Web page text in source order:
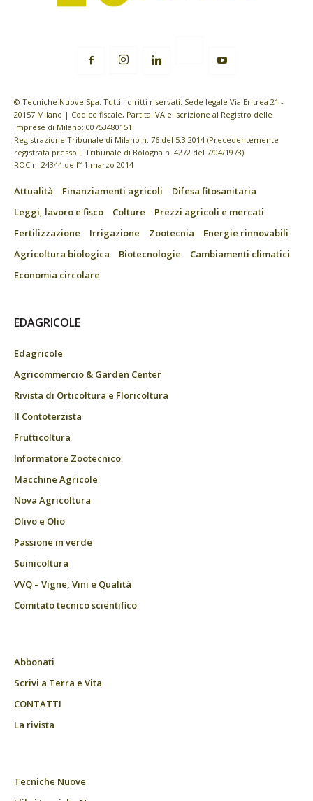
© Tecniche Nuove Spa. Tutti i diritti riservati. Sede legale Via Eritrea 21 -
20157 Milano | Codice fiscale, Partita IVA e Iscrizione al Registro delle
imprese di Milano: 00753480151
Registrazione Tribunale di Milano n. 76 del 5.3.2014 (Precedentemente
registrata presso il Tribunale di Bologna n. 4272 del 7/04/1973)
ROC n. 24344 dell’11 marzo 2014
Attualità Finanziamenti agricoli
Difesa fitosanitaria
Leggi, lavoro e fisco
Colture
Prezzi agricoli e mercati
Fertilizzazione
Irrigazione Zootecnia
Energie rinnovabili
Agricoltura biologica
Biotecnologie
Cambiamenti climatici
Economia circolare
EDAGRICOLE
Edagricole
Agricommercio & Garden Center
Rivista di Orticoltura e Floricoltura
Il Contoterzista
Frutticoltura
Informatore Zootecnico
Macchine Agricole
Nova Agricoltura
Olivo e Olio
Passione in verde
Suinicoltura
VVQ – Vigne, Vini e Qualità
Comitato tecnico scientifico
Abbonati
Scrivi a Terra e Vita
CONTATTI
La rivista
Tecniche Nuove